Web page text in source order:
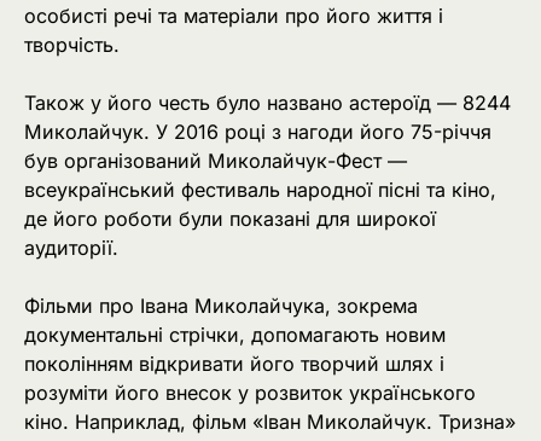
особисті речі та матеріали про його життя і
творчість.
Також у його честь було названо астероїд — 8244
Миколайчук. У 2016 році з нагоди його 75-річчя
був організований Миколайчук-Фест —
всеукраїнський фестиваль народної пісні та кіно,
де його роботи були показані для широкої
аудиторії.
Фільми про Івана Миколайчука, зокрема
документальні стрічки, допомагають новим
поколінням відкривати його творчий шлях і
розуміти його внесок у розвиток українського
кіно. Наприклад, фільм «Іван Миколайчук. Тризна»